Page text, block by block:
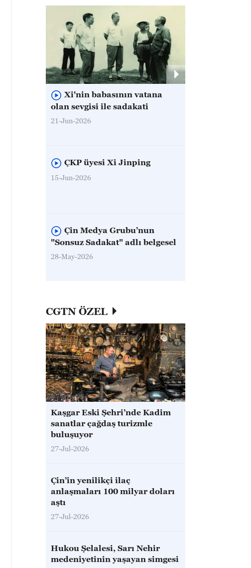
Xi'nin babasının vatana
olan sevgisi ile sadakati
21-Jun-2026
ÇKP üyesi Xi Jinping
15-Jun-2026
Çin Medya Grubu’nun
"Sonsuz Sadakat" adlı belgesel
28-May-2026
CGTN ÖZEL
Kaşgar Eski Şehri’nde Kadim
sanatlar çağdaş turizmle
buluşuyor
27-Jul-2026
Çin’in yenilikçi ilaç
anlaşmaları 100 milyar doları
aştı
27-Jul-2026
Hukou Şelalesi, Sarı Nehir
medeniyetinin yaşayan simgesi